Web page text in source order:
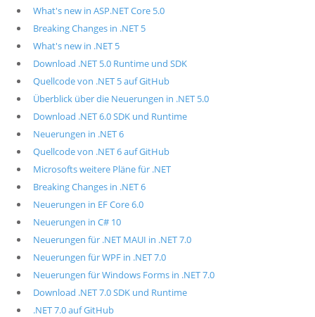
What's new in ASP.NET Core 5.0
Breaking Changes in .NET 5
What's new in .NET 5
Download .NET 5.0 Runtime und SDK
Quellcode von .NET 5 auf GitHub
Überblick über die Neuerungen in .NET 5.0
Download .NET 6.0 SDK und Runtime
Neuerungen in .NET 6
Quellcode von .NET 6 auf GitHub
Microsofts weitere Pläne für .NET
Breaking Changes in .NET 6
Neuerungen in EF Core 6.0
Neuerungen in C# 10
Neuerungen für .NET MAUI in .NET 7.0
Neuerungen für WPF in .NET 7.0
Neuerungen für Windows Forms in .NET 7.0
Download .NET 7.0 SDK und Runtime
.NET 7.0 auf GitHub